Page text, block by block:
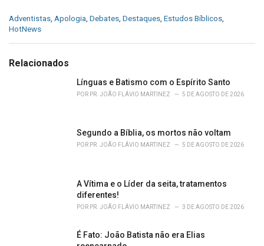
C
a
g
Adventistas, Apologia, Debates, Destaques, Estudos Bíblicos,
HotNews
Relacionados
Línguas e Batismo com o Espírito Santo
POR PR. JOÃO FLÁVIO MARTINEZ 5 DE AGOSTO DE 2026
Segundo a Bíblia, os mortos não voltam
POR PR. JOÃO FLÁVIO MARTINEZ 5 DE AGOSTO DE 2026
A Vítima e o Líder da seita, tratamentos
diferentes!
POR PR. JOÃO FLÁVIO MARTINEZ 3 DE AGOSTO DE 2026
É Fato: João Batista não era Elias